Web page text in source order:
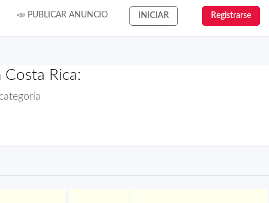
📣 PUBLICAR ANUNCIO INICIAR Registrarse
Rica: